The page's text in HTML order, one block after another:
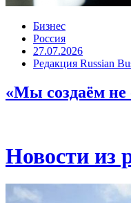
Бизнес
Россия
27.07.2026
Редакция Russian
«Мы создаём не
Новости из